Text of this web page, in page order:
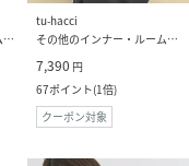
その他のインナー・ルームウェア
tu-hacci
その他のインナー・ルームウェア
7,390 円
67ポイント(1倍)
クーポン対象